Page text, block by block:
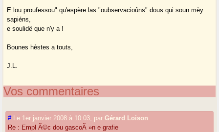
E lou proufessou" qu'espère las "oubservacioûns" dous qui soun mèy
sapiéns,
e soulidë que n'y a !
Bounes hèstes a touts,
J.L.
Vos commentaires
# Le 1er janvier 2008 à 10:03 parGérard Loison
Re : Empl Ã©c dou gascoÃ »n e grafie